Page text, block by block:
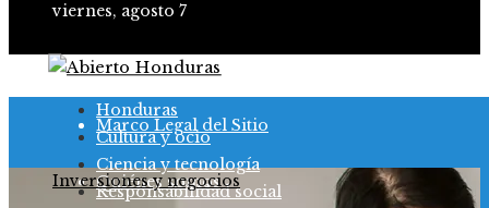
viernes, agosto 7
Política de Privacidad
Marco Legal del Sitio
Quiénes somos
Honduras
Cultura y ocio
Ciencia y tecnología
Responsabilidad social
Inversiones y negocios